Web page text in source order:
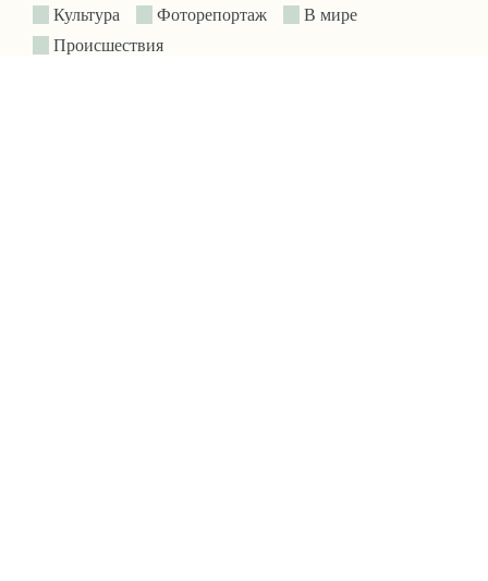
Культура
Фоторепортаж
В мире
Происшествия